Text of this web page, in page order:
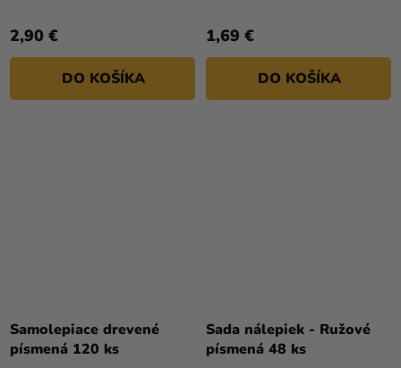
2,90 €
DO KOŠÍKA
1,69 €
DO KOŠÍKA
Samolepiace drevené
písmená 120 ks
Sada nálepiek - Ružové
písmená 48 ks